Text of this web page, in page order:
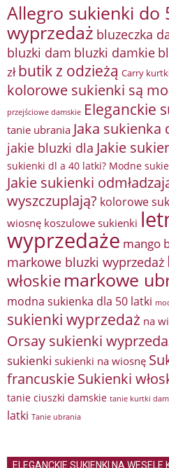
Allegro sukienki do
wyprzedaż bluzeczka
bluzki dam bluzki damkie
zł butik z odzieżą Carry
kolorowe sukienki są
przejściowe damskie Eleganckie
tanie ubrania Jaka sukienka
jakie bluzki dla Jakie
sukienki dl a 40 latki? Modne
Jakie sukienki
wyszczuplają? kolorowe
wiosnę koszulowe sukienki
wyprzedaże mango
markowe bluzki wyprzedaż
włoskie markowe
modna sukienka dla 50 latki
sukienki wyprzedaż na
Orsay sukienki
sukienki sukienki na wiosnę
francuskieSukienki
tanie ciuszki damskie tanie kurtki
latki Tanie ubrania
ELEGANCKIE SUKIENKI NA WESELE